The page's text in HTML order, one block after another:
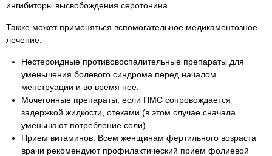
ингибиторы высвобождения серотонина.
Также может применяться вспомогательное медикаментозное
лечение:
Нестероидные противовоспалительные препараты для
уменьшения болевого синдрома перед началом
менструации и во время нее.
Мочегонные препараты, если ПМС сопровождается
задержкой жидкости, отеками (в этом случае сначала
уменьшают потребление соли).
Прием витаминов. Всем женщинам фертильного возраста
врачи рекомендуют профилактический прием фолиевой